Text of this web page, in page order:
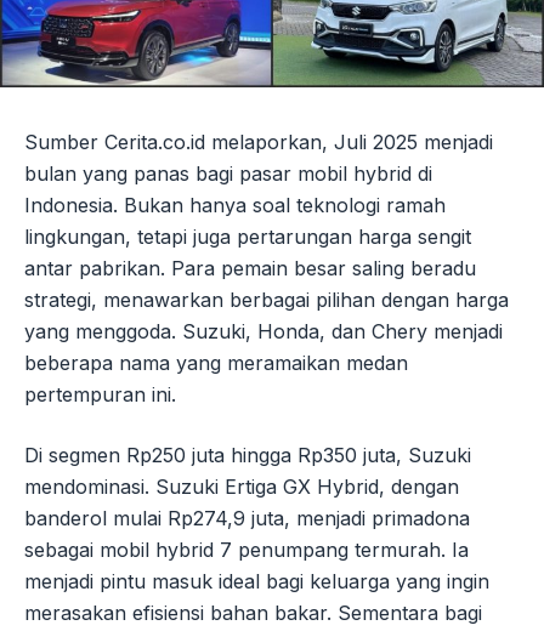
Sumber Cerita.co.id melaporkan, Juli 2025 menjadi
bulan yang panas bagi pasar mobil hybrid di
Indonesia. Bukan hanya soal teknologi ramah
lingkungan, tetapi juga pertarungan harga sengit
antar pabrikan. Para pemain besar saling beradu
strategi, menawarkan berbagai pilihan dengan harga
yang menggoda. Suzuki, Honda, dan Chery menjadi
beberapa nama yang meramaikan medan
pertempuran ini.
Di segmen Rp250 juta hingga Rp350 juta, Suzuki
mendominasi. Suzuki Ertiga GX Hybrid, dengan
banderol mulai Rp274,9 juta, menjadi primadona
sebagai mobil hybrid 7 penumpang termurah. Ia
menjadi pintu masuk ideal bagi keluarga yang ingin
merasakan efisiensi bahan bakar. Sementara bagi